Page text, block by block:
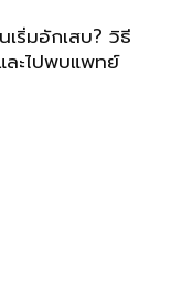
ริ่มอักเสบ? วิธี
ละไปพบแพทย์